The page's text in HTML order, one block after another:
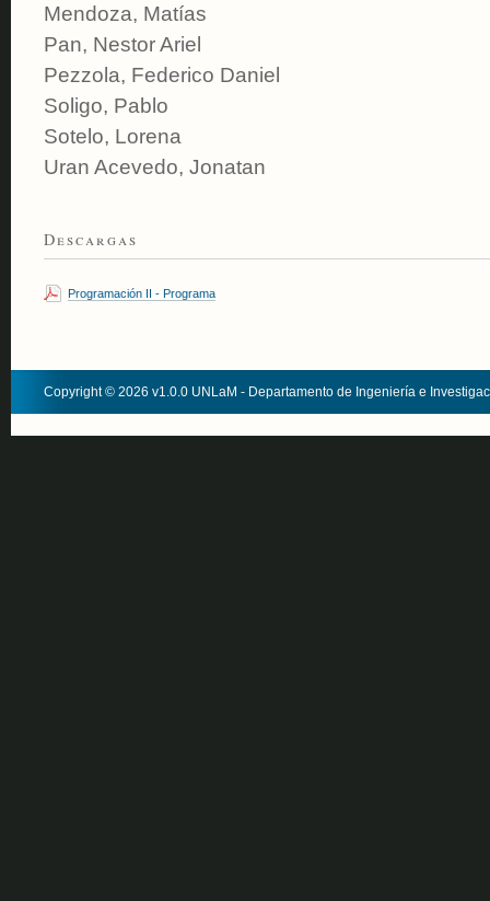
Mendoza, Matías
Pan, Nestor Ariel
Pezzola, Federico Daniel
Soligo, Pablo
Sotelo, Lorena
Uran Acevedo, Jonatan
Descargas
Programación II - Programa
Copyright © 2026 v1.0.0 UNLaM - Departamento de Ingeniería e